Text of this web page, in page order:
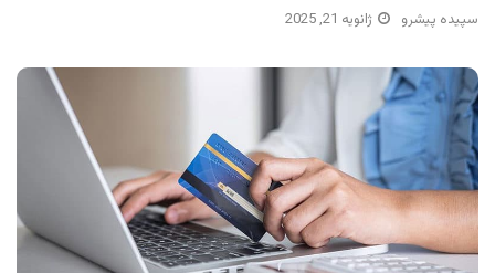
سپیده پیشرو ژانویه 21, 2025